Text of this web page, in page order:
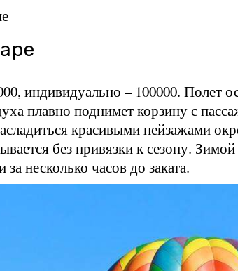
индивидуально – 100000. Полет
плавно поднимет корзину с
красивыми пейзажами
без привязки к сезону.
несколько часов до заката.